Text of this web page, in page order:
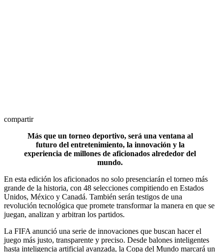
compartir
Más que un torneo deportivo, será una ventana al
futuro del entretenimiento, la innovación y la
experiencia de millones de aficionados alrededor del
mundo.
En esta edición los aficionados no solo presenciarán el torneo más
grande de la historia, con 48 selecciones compitiendo en Estados
Unidos, México y Canadá. También serán testigos de una
revolución tecnológica que promete transformar la manera en que se
juegan, analizan y arbitran los partidos.
La FIFA anunció una serie de innovaciones que buscan hacer el
juego más justo, transparente y preciso. Desde balones inteligentes
hasta inteligencia artificial avanzada, la Copa del Mundo marcará un